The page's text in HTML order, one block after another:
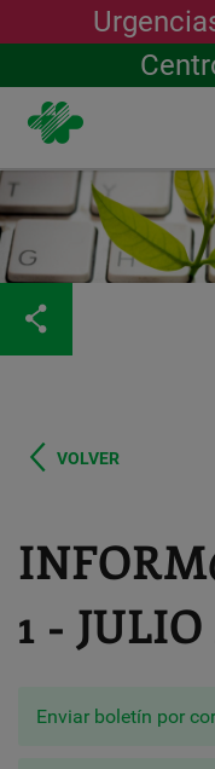
Pasar
al
contenido
principal
VOLVER
1 -
Enviar boletín por